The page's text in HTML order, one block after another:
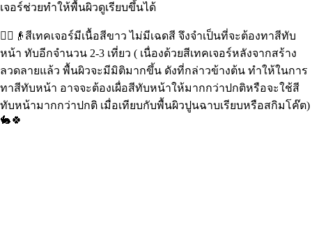
เจอร์ช่วยทำให้พื้นผิวดูเรียบขึ้นได้
👳‍♀️ 👴 สีเทคเจอร์มีเนื้อสีขาว ไม่มีเฉดสี จึงจำเป็นที่จะต้องทาสีทับ
หน้า ทับอีกจำนวน 2-3 เที่ยว ( เนื่องด้วยสีเทคเจอร์หลังจากสร้าง
ลวดลายแล้ว พื้นผิวจะมีมิติมากขึ้น ดังที่กล่าวข้างต้น ทำให้ในการ
ทาสีทับหน้า อาจจะต้องเผื่อสีทับหน้าให้มากกว่าปกติหรือจะใช้สี
ทับหน้ามากกว่าปกติ เมื่อเทียบกับพื้นผิวปูนฉาบเรียบหรือสกิมโค๊ต)
🐇🍀